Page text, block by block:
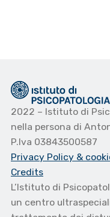
2022 – Istituto di
nella persona di
P.Iva 03843500587
Privacy Policy &
Credits
L’Istituto di
un centro